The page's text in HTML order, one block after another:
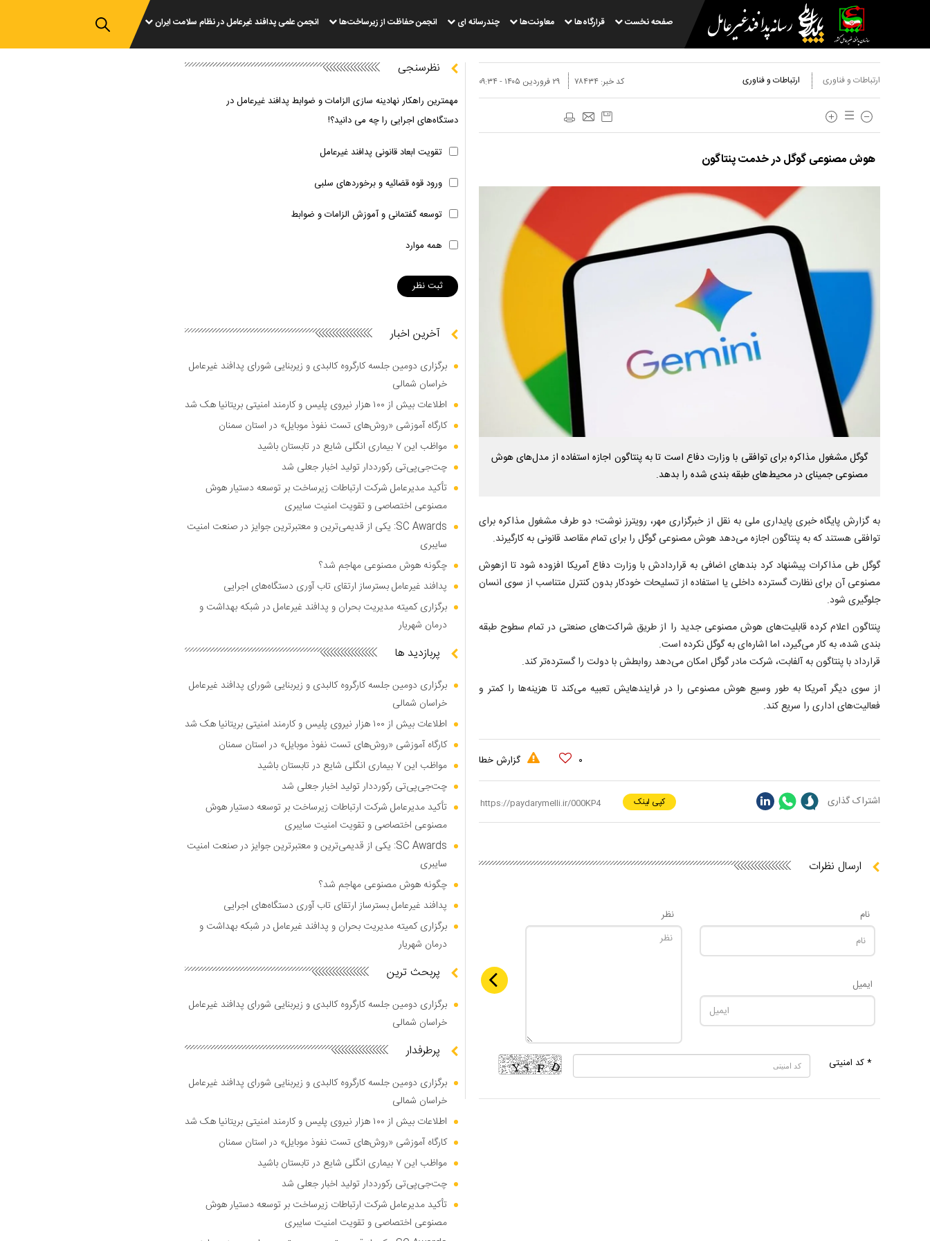
صفحه نخست قرارگاه‌ها معاونت‌ها چندرسانه ای انجمن حفاظت از زیرساخت‌ها انجمن علمی پدافند غیرعامل در نظام سلامت ایران
ارتباطات و فناوری ارتباطات و فناوری ۲۹ فروردين ۱۴۰۵ - ۰۹:۳۴ کد خبر: ۷۸۴۳۴
هوش مصنوعی گوگل در خدمت پنتاگون
گوگل مشغول مذاکره برای توافقی با وزارت دفاع است تا به پنتاگون اجازه استفاده از مدل‌های هوش
مصنوعی جمینای در محیط‌های طبقه بندی شده را بدهد.
به گزارش پایگاه خبری پایداری ملی به نقل از خبرگزاری مهر، رویترز نوشت؛ دو طرف مشغول مذاکره برای
توافقی هستند که به پنتاگون اجازه می‌دهد هوش مصنوعی گوگل را برای تمام مقاصد قانونی به کارگیرند.
گوگل طی مذاکرات پیشنهاد کرد بند‌های اضافی به قراردادش با وزارت دفاع آمریکا افزوده شود تا ازهوش
مصنوعی آن برای نظارت گسترده داخلی یا استفاده از تسلیحات خودکار بدون کنترل متناسب از سوی انسان
جلوگیری شود.
پنتاگون اعلام کرده قابلیت‌های هوش مصنوعی جدید را از طریق شراکت‌های صنعتی در تمام سطوح طبقه
بندی شده، به کار می‌گیرد، اما اشاره‌ای به گوگل نکرده است.
قرارداد با پنتاگون به آلفابت، شرکت مادر گوگل امکان می‌دهد روابطش با دولت را گسترده‌تر کند.
از سوی دیگر آمریکا به طور وسیع هوش مصنوعی را در فرایندهایش تعبیه می‌کند تا هزینه‌ها را کمتر و
فعالیت‌های اداری را سریع کند.
۰ گزارش خطا
اشتراک گذاری کپی لینک
ارسال نظرات
نام
ایمیل
نظر
* کد امنیتی
نظرسنجی
مهمترین راهکار نهادینه سازی الزامات و ضوابط پدافند غیرعامل در
دستگاه‌های اجرایی را چه می دانید؟!
تقویت ابعاد قانونی پدافند غیرعامل
ورود قوه قضائیه و برخوردهای سلبی
توسعه گفتمانی و آموزش الزامات و ضوابط
همه موارد
آخرین اخبار
برگزاری دومین جلسه کارگروه کالبدی و زیربنایی شورای پدافند غیرعامل
خراسان شمالی
اطلاعات بیش از ۱۰۰ هزار نیروی پلیس و کارمند امنیتی بریتانیا هک شد
کارگاه آموزشی «روش‌های تست نفوذ موبایل» در استان سمنان
مواظب این ۷ بیماری انگلی شایع در تابستان باشید
چت‌جی‌پی‌تی رکورددار تولید اخبار جعلی شد
تأکید مدیرعامل شرکت ارتباطات زیرساخت بر توسعه دستیار هوش
مصنوعی اختصاصی و تقویت امنیت سایبری
SC Awards: یکی از قدیمی‌ترین و معتبرترین جوایز در صنعت امنیت
سایبری
چگونه هوش مصنوعی مهاجم شد؟
پدافند غیرعامل بسترساز ارتقای تاب آوری دستگاه‌های اجرایی
برگزاری کمیته مدیریت بحران و پدافند غیرعامل در شبکه بهداشت و
درمان شهریار
پربازدید ها
برگزاری دومین جلسه کارگروه کالبدی و زیربنایی شورای پدافند غیرعامل
خراسان شمالی
اطلاعات بیش از ۱۰۰ هزار نیروی پلیس و کارمند امنیتی بریتانیا هک شد
کارگاه آموزشی «روش‌های تست نفوذ موبایل» در استان سمنان
مواظب این ۷ بیماری انگلی شایع در تابستان باشید
چت‌جی‌پی‌تی رکورددار تولید اخبار جعلی شد
تأکید مدیرعامل شرکت ارتباطات زیرساخت بر توسعه دستیار هوش
مصنوعی اختصاصی و تقویت امنیت سایبری
SC Awards: یکی از قدیمی‌ترین و معتبرترین جوایز در صنعت امنیت
سایبری
چگونه هوش مصنوعی مهاجم شد؟
پدافند غیرعامل بسترساز ارتقای تاب آوری دستگاه‌های اجرایی
برگزاری کمیته مدیریت بحران و پدافند غیرعامل در شبکه بهداشت و
درمان شهریار
پربحث ترین
برگزاری دومین جلسه کارگروه کالبدی و زیربنایی شورای پدافند غیرعامل
خراسان شمالی
پرطرفدار
برگزاری دومین جلسه کارگروه کالبدی و زیربنایی شورای پدافند غیرعامل
خراسان شمالی
اطلاعات بیش از ۱۰۰ هزار نیروی پلیس و کارمند امنیتی بریتانیا هک شد
کارگاه آموزشی «روش‌های تست نفوذ موبایل» در استان سمنان
مواظب این ۷ بیماری انگلی شایع در تابستان باشید
چت‌جی‌پی‌تی رکورددار تولید اخبار جعلی شد
تأکید مدیرعامل شرکت ارتباطات زیرساخت بر توسعه دستیار هوش
مصنوعی اختصاصی و تقویت امنیت سایبری